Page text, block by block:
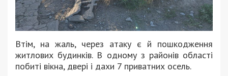
Втім, на жаль, через атаку є й пошкодження
житлових будинків. В одному з районів області
побиті вікна, двері і дахи 7 приватних осель.